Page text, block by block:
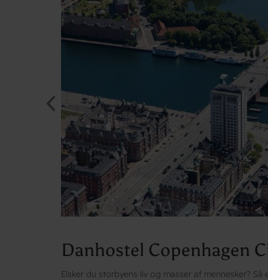
Danhostel Copenhagen
Elsker du storbyens liv og masser af mennesker?